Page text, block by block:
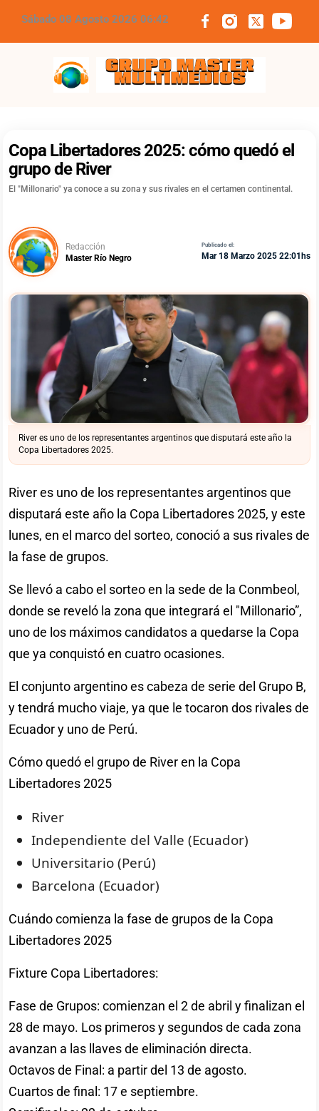
Sábado 08 Agosto 2026 06:42
Grupo Master Multimedios
Copa Libertadores 2025: cómo quedó el
grupo de River
El "Millonario" ya conoce a su zona y sus rivales en el certamen continental.
Redacción
Master Río Negro
Publicado el:
Mar 18 Marzo 2025 22:01hs
River es uno de los representantes argentinos que disputará este año la
Copa Libertadores 2025.
River es uno de los representantes argentinos que
disputará este año la Copa Libertadores 2025, y este
lunes, en el marco del sorteo, conoció a sus rivales de
la fase de grupos.
Se llevó a cabo el sorteo en la sede de la Conmbeol,
donde se reveló la zona que integrará el "Millonario”,
uno de los máximos candidatos a quedarse la Copa
que ya conquistó en cuatro ocasiones.
El conjunto argentino es cabeza de serie del Grupo B,
y tendrá mucho viaje, ya que le tocaron dos rivales de
Ecuador y uno de Perú.
Cómo quedó el grupo de River en la Copa
Libertadores 2025
River
Independiente del Valle (Ecuador)
Universitario (Perú)
Barcelona (Ecuador)
Cuándo comienza la fase de grupos de la Copa
Libertadores 2025
Fixture Copa Libertadores:
Fase de Grupos: comienzan el 2 de abril y finalizan el
28 de mayo. Los primeros y segundos de cada zona
avanzan a las llaves de eliminación directa.
Octavos de Final: a partir del 13 de agosto.
Cuartos de final: 17 e septiembre.